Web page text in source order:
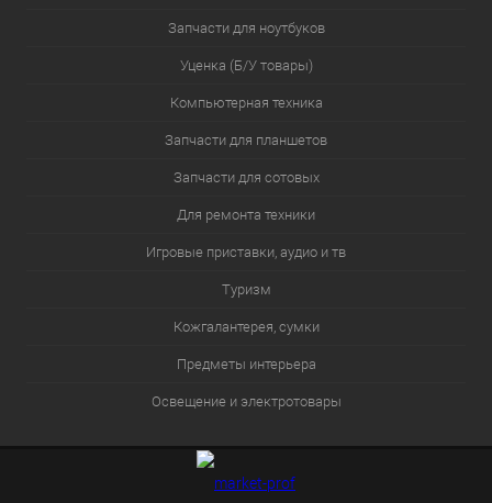
Запчасти для ноутбуков
Уценка (Б/У товары)
Компьютерная техника
Запчасти для планшетов
Запчасти для сотовых
Для ремонта техники
Игровые приставки, аудио и тв
Туризм
Кожгалантерея, сумки
Предметы интерьера
Освещение и электротовары